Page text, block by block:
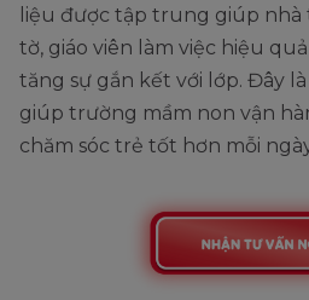
liệu được tập trung giúp
tờ, giáo viên làm việc hiệu
tăng sự gắn kết với lớp. Đây
giúp trường mầm non vận
chăm sóc trẻ tốt hơn mỗi